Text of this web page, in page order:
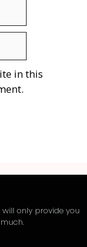
in this
will only provide you